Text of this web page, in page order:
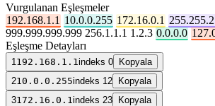
Vurgulanan Eşleşmeler
192.168.1.1 10.0.0.255 172.16.0.1
999.999.999.999 256.1.1.1 1.2.3 0.0.0.0
Eşleşme Detayları
1 192.168.1.1 indeks 0
Kopyala
210.0.0.255indeks 12
Kopyala
3172.16.0.1 indeks 23
Kopyala